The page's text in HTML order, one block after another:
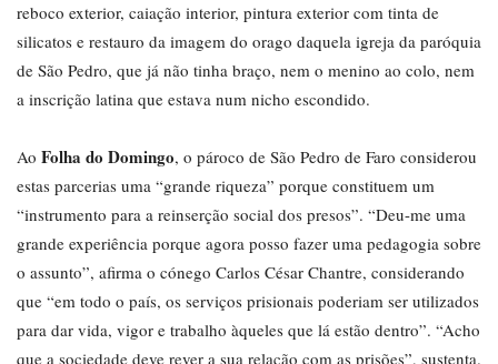
reboco exterior, caiação interior, pintura exterior com tinta de
silicatos e restauro da imagem do orago daquela igreja da paróquia
de São Pedro, que já não tinha braço, nem o menino ao colo, nem
a inscrição latina que estava num nicho escondido.
Ao Folha do Domingo, o pároco de São Pedro de Faro considerou
estas parcerias uma “grande riqueza” porque constituem um
“instrumento para a reinserção social dos presos”. “Deu-me uma
grande experiência porque agora posso fazer uma pedagogia sobre
o assunto”, afirma o cónego Carlos César Chantre, considerando
que “em todo o país, os serviços prisionais poderiam ser utilizados
para dar vida, vigor e trabalho àqueles que lá estão dentro”. “Acho
que a sociedade deve rever a sua relação com as prisões”, sustenta.